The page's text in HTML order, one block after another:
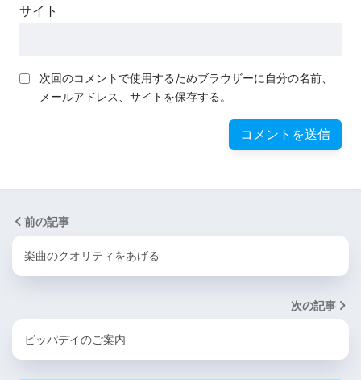
サイト
次回のコメントで使用するためブラウザーに自分の名前、
メールアドレス、サイトを保存する。
前の記事
楽曲のクオリティをあげる
次の記事
ビッパデイのご案内